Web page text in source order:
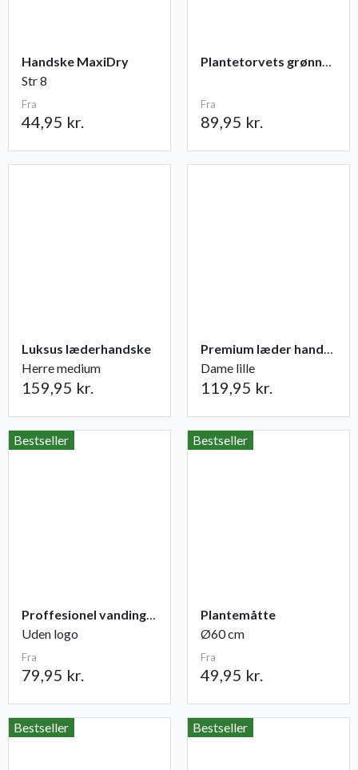
Handske MaxiDry
Str 8
Fra
44,95 kr.
Plantetorvets grønne vandingspose 75 liter
Fra
89,95 kr.
Luksus læderhandske
Herre medium
159,95 kr.
Premium læder handske Flutter
Dame lille
119,95 kr.
Bestseller
Proffesionel vandingspose 100 liter
Uden logo
Fra
79,95 kr.
Bestseller
Plantemåtte
Ø60 cm
Fra
49,95 kr.
Bestseller Bestseller